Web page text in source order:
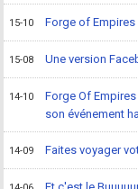
15-10 Forge of
15-08 Une version
14-10
Forge Of
son événement
14-09 Faites voyager